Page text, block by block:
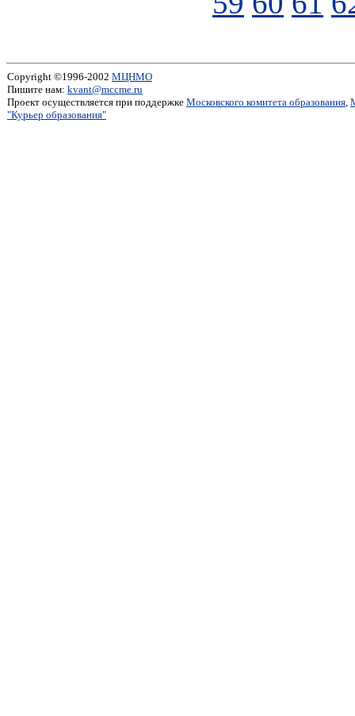
Copyright ©1996-2002 МЦНМО
Пишите нам: kvant@mccme.ru
Проект осуществляется при поддержке Московского комитета образования,
"Курьер образования"